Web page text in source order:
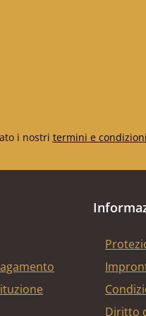
i nostri termini e
Diritto